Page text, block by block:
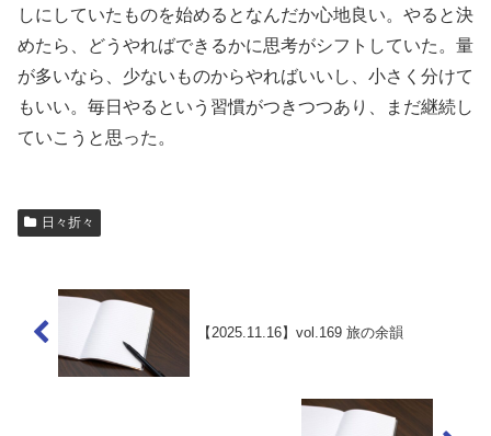
しにしていたものを始めるとなんだか心地良い。やると決
めたら、どうやればできるかに思考がシフトしていた。量
が多いなら、少ないものからやればいいし、小さく分けて
もいい。毎日やるという習慣がつきつつあり、まだ継続し
ていこうと思った。
日々折々
【2025.11.16】vol.169 旅の余韻